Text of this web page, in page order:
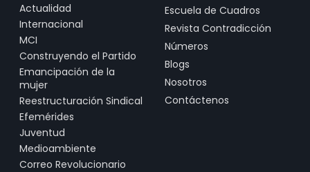
Actualidad
Internacional
MCI
Construyendo el Partido
Emancipación de la
mujer
Reestructuración Sindical
Efemérides
Juventud
Medioambiente
Correo Revolucionario
Escuela de Cuadros
Revista Contradicción
Números
Blogs
Nosotros
Contáctenos